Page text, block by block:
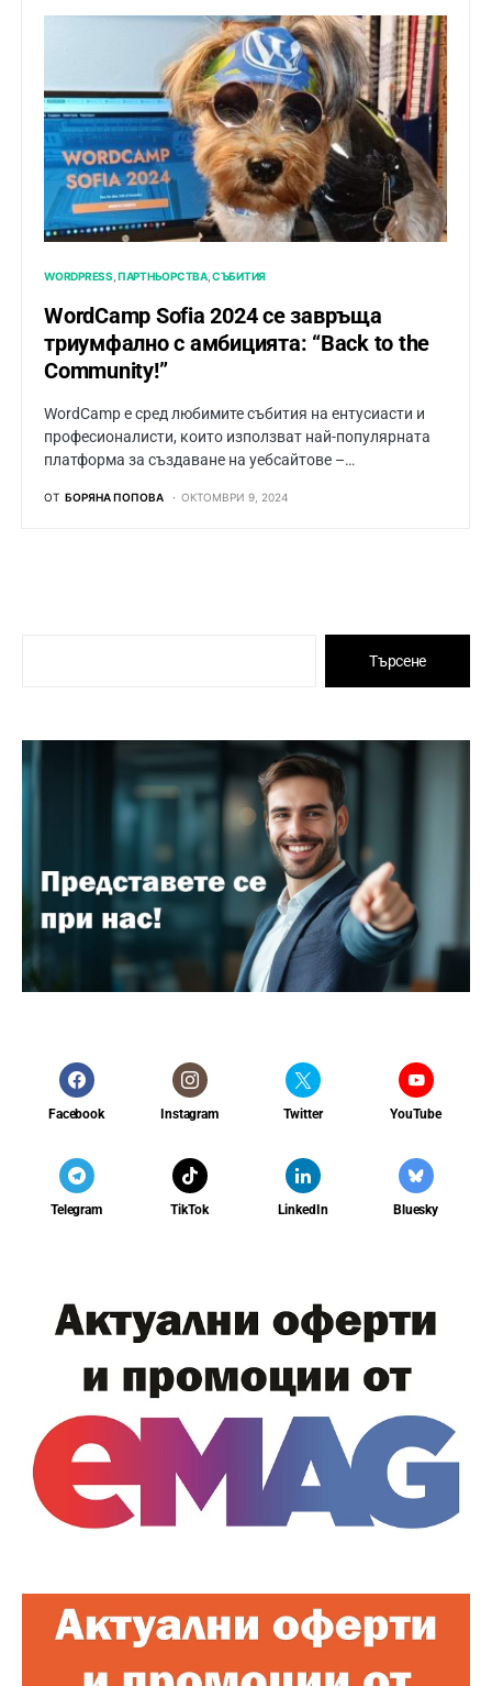
WORDPRESS ПАРТНЬОРСТВА СЪБИТИЯ
WordCamp Sofia 2024 се завръща
триумфално с амбицията: “Back to the
Community!”
WordCamp е сред любимите събития на ентусиасти и
професионалисти, които използват най-популярната
платформа за създаване на уебсайтове –…
ОТ БОРЯНА ПОПОВА ОКТОМВРИ 9, 2024
Търсене
Facebook Instagram Twitter YouTube
Telegram TikTok LinkedIn Bluesky